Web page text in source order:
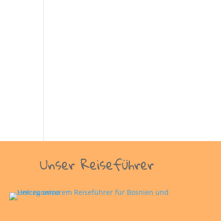
Unser Reiseführer